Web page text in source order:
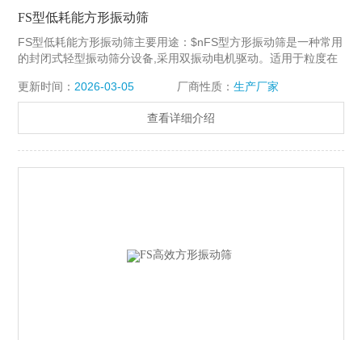
FS型低耗能方形振动筛
FS型低耗能方形振动筛主要用途：$nFS型方形振动筛是一种常用
的封闭式轻型振动筛分设备,采用双振动电机驱动。适用于粒度在
Z大给料粒度不大于10mm。
更新时间： 2026-03-05 厂商性质： 生产厂家
查看详细介绍